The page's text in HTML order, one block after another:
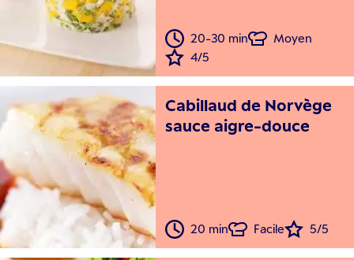
20-30 min
Moyen
4/5
Cabillaud de Norvège
sauce aigre-douce
20 min Facile 5/5